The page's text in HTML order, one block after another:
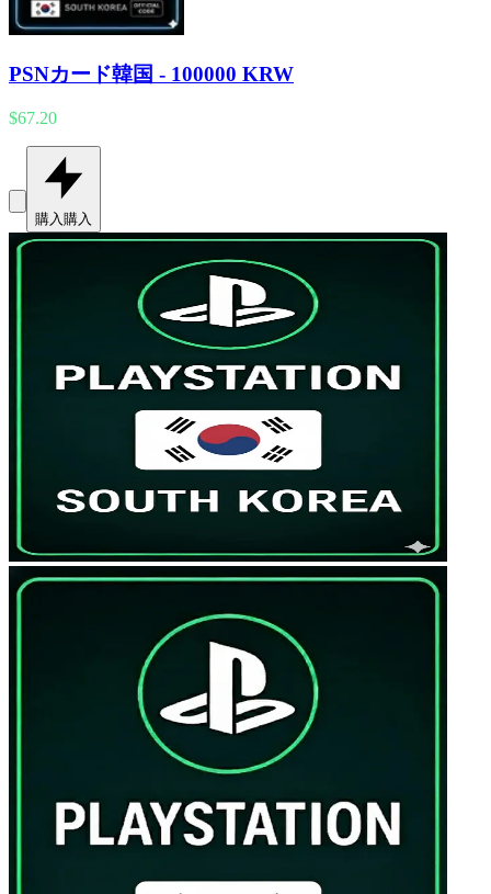
PSNカード韓国 - 100000 KRW
$67.20
購入購入